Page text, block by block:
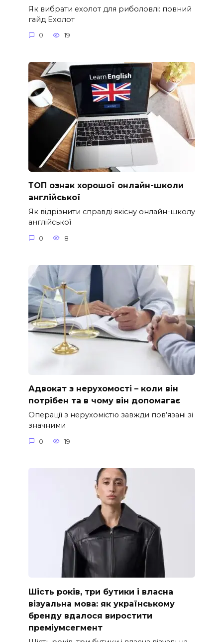
Як вибрати ехолот для риболовлі: повний
гайд Ехолот
0 19
ТОП ознак хорошої онлайн-школи
англійської
Як відрізнити справді якісну онлайн-школу
англійської
0 8
Адвокат з нерухомості – коли він
потрібен та в чому він допомагає
Операції з нерухомістю завжди пов’язані зі
значними
0 19
Шість років, три бутики і власна
візуальна мова: як українському
бренду вдалося виростити
преміумсегмент